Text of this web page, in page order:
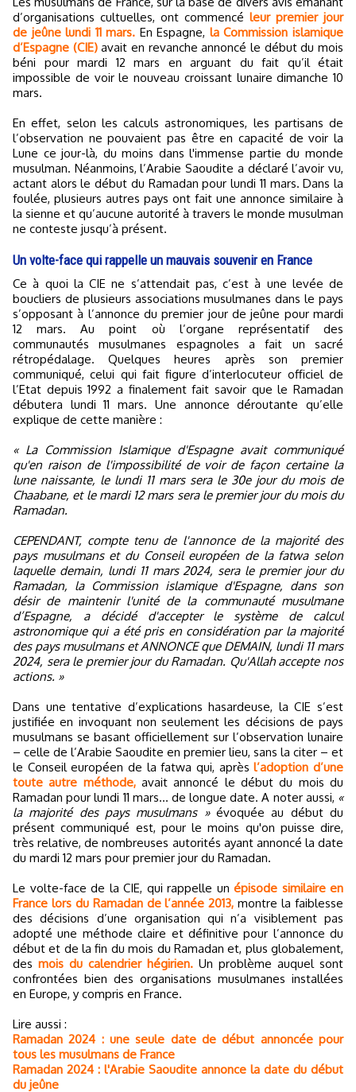
d’organisations cultuelles, ont commencé leur premier jour
de jeûne lundi 11 mars. En Espagne, la Commission islamique
d’Espagne (CIE)avait en revanche annoncé le début du mois
béni pour mardi 12 mars en arguant du fait qu’il était
impossible de voir le nouveau croissant lunaire dimanche 10
mars.
En effet, selon les calculs astronomiques, les partisans de
l’observation ne pouvaient pas être en capacité de voir la
Lune ce jour-là, du moins dans l'immense partie du monde
musulman. Néanmoins, l’Arabie Saoudite a déclaré l’avoir vu,
actant alors le début du Ramadan pour lundi 11 mars. Dans la
foulée, plusieurs autres pays ont fait une annonce similaire à
la sienne et qu’aucune autorité à travers le monde musulman
ne conteste jusqu’à présent.
Un volte-face qui rappelle un mauvais souvenir en France
Ce à quoi la CIE ne s’attendait pas, c’est à une levée de
boucliers de plusieurs associations musulmanes dans le pays
s’opposant à l’annonce du premier jour de jeûne pour mardi
12 mars. Au point où l’organe représentatif des
communautés musulmanes espagnoles a fait un sacré
rétropédalage. Quelques heures après son premier
communiqué, celui qui fait figure d’interlocuteur officiel de
l’Etat depuis 1992 a finalement fait savoir que le Ramadan
débutera lundi 11 mars. Une annonce déroutante qu’elle
explique de cette manière :
« La Commission Islamique d'Espagne avait communiqué
qu'en raison de l'impossibilité de voir de façon certaine la
lune naissante, le lundi 11 mars sera le 30e jour du mois de
Chaabane, et le mardi 12 mars sera le premier jour du mois du
Ramadan.
CEPENDANT, compte tenu de l'annonce de la majorité des
pays musulmans et du Conseil européen de la fatwa selon
laquelle demain, lundi 11 mars 2024, sera le premier jour du
Ramadan, la Commission islamique d'Espagne, dans son
désir de maintenir l'unité de la communauté musulmane
d’Espagne, a décidé d'accepter le système de calcul
astronomique qui a été pris en considération par la majorité
des pays musulmans et ANNONCE que DEMAIN, lundi 11 mars
2024, sera le premier jour du Ramadan. Qu'Allah accepte nos
actions. »
Dans une tentative d’explications hasardeuse, la CIE s’est
justifiée en invoquant non seulement les décisions de pays
musulmans se basant officiellement sur l’observation lunaire
– celle de l’Arabie Saoudite en premier lieu, sans la citer – et
le Conseil européen de la fatwa qui, aprèsl’adoption d’une
toute autre méthode,avait annoncé le début du mois du
Ramadan pour lundi 11 mars… de longue date. A noter aussi, «
la majorité des pays musulmans »évoquée au début du
présent communiqué est, pour le moins qu'on puisse dire,
très relative, de nombreuses autorités ayant annoncé la date
du mardi 12 mars pour premier jour du Ramadan.
Le volte-face de la CIE, qui rappelle un épisode similaire en
France lors du Ramadan de l’année 2013, montre la faiblesse
des décisions d’une organisation qui n’a visiblement pas
adopté une méthode claire et définitive pour l’annonce du
début et de la fin du mois du Ramadan et, plus globalement,
des mois du calendrier hégirien. Un problème auquel sont
confrontées bien des organisations musulmanes installées
en Europe, y compris en France.
Lire aussi :
Ramadan 2024 : une seule date de début annoncée pour
tous les musulmans de France
Ramadan 2024 : l'Arabie Saoudite annonce la date du début
du jeûne